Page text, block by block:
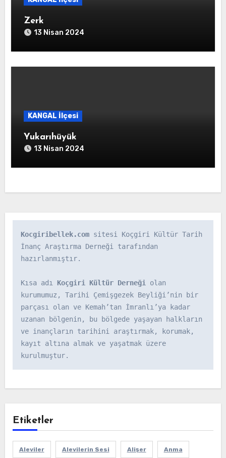
Zerk
13 Nisan 2024
KANGAL İlçesi
Yukarıhüyük
13 Nisan 2024
Kocgiribellek.com sitesi Koçgiri Kültür Tarih
İnanç Araştırma Derneği tarafından
hazırlanmıştır.
Kısa adı Koçgiri Kültür Derneği olan
kurumumuz, Tarihi Çemişgezek Beyliği’nin bir
parçası olan ve Kemah’tan İmranlı’ya kadar
uzanan bölgenin, bu bölgede yaşayan halkların
ve inançların tarihini araştırmak, korumak,
kayıt altına almak ve yaşatmak üzere
kurulmuştur.
Etiketler
Aleviler Alevilerin Sesi Alişer Anma